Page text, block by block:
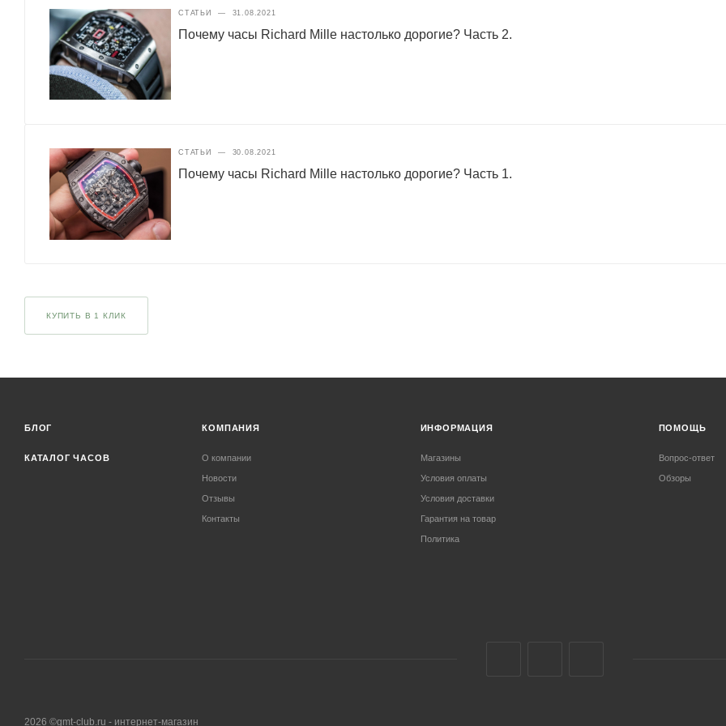
СТАТЬИ — 31.08.2021
Почему часы Richard Mille настолько дорогие? Часть 2.
СТАТЬИ — 30.08.2021
Почему часы Richard Mille настолько дорогие? Часть 1.
КУПИТЬ В 1 КЛИК
БЛОГ
КАТАЛОГ ЧАСОВ
КОМПАНИЯ
О компании
Новости
Отзывы
Контакты
ИНФОРМАЦИЯ
Магазины
Условия оплаты
Условия доставки
Гарантия на товар
Политика
ПОМОЩЬ
Вопрос-ответ
Обзоры
2026 ©gmt-club.ru - интернет-магазин